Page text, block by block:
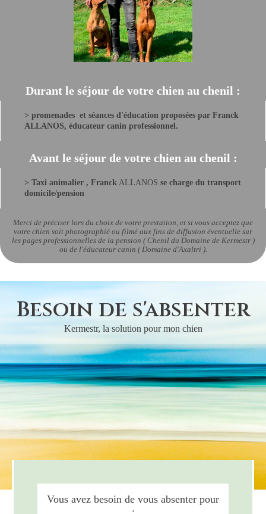
Durant le séjour de votre chien au chenil :
> promenades et séances d'éducation proposées par Franck
ALLANOS, éducateur canin professionnel.
Avant le séjour de votre chien au chenil :
> Taxi animalier , Franck ALLANOS se charge du transport
domicile/pension
Merci de préciser lors du choix de votre prestation, et si vous acceptez que
votre chien soit photographié ou filmé aux fins de diffusion éventuelle sur
les pages professionnelles de la pension ( Chenil du Domaine de Kermestr )
ou de l'éducateur canin ( Domaine d'Axaltri ).
Besoin de s'absenter
Kermestr, la solution pour mon chien
Vous avez besoin de vous absenter pour